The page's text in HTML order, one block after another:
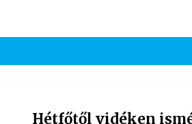
Hétfőtől vidéken